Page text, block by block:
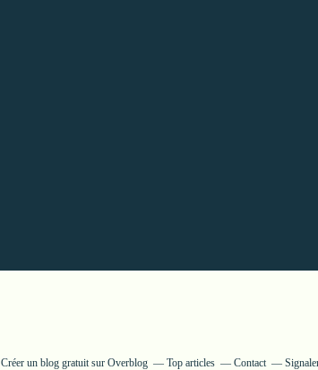
Créer un blog gratuit sur Overblog Top articles Contact